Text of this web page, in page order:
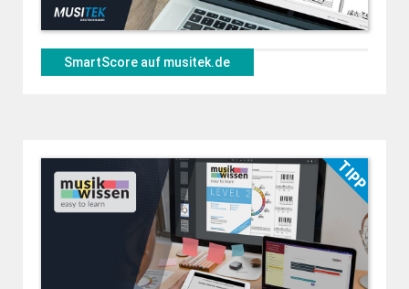
SmartScore auf musitek.de